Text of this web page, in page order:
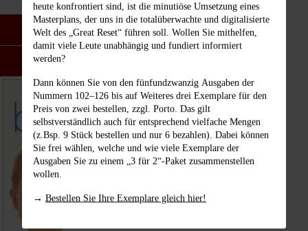
Produkt zum Thema
heute konfrontiert sind, ist die minutiöse Umsetzung eines
Masterplans, der uns in die totalüberwachte und digitalisierte
Welt des „Great Reset“ führen soll. Wollen Sie mithelfen,
damit viele Leute unabhängig und fundiert informiert
werden?
Dann können Sie von den fünfundzwanzig Ausgaben der
Nummern 102–126 bis auf Weiteres drei Exemplare für den
Preis von zwei bestellen, zzgl. Porto. Das gilt
selbstverständlich auch für entsprechend vielfache Mengen
(z.Bsp. 9 Stück bestellen und nur 6 bezahlen). Dabei können
Sie frei wählen, welche und wie viele Exemplare der
Ausgaben Sie zu einem „3 für 2“-Paket zusammenstellen
wollen.
→ Bestellen Sie Ihre Exemplare gleich hier!